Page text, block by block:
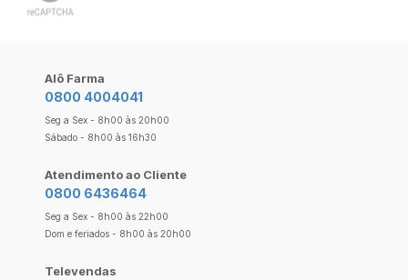
Alô Farma
0800 4004041
Seg a Sex - 8h00 às 20h00
Sábado - 8h00 às 16h30
Atendimento ao Cliente
0800 6436464
Seg a Sex - 8h00 às 22h00
Dom e feriados - 8h00 às 20h00
Televendas